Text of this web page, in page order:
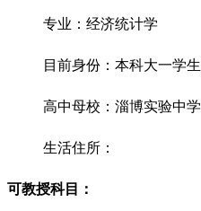
专业：经济统计学
目前身份：本科大一学生
高中母校：淄博实验中学
生活住所：
可教授科目：